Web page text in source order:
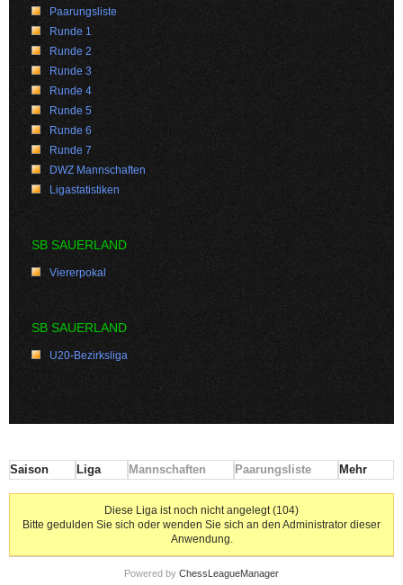
Paarungsliste
Runde 1
Runde 2
Runde 3
Runde 4
Runde 5
Runde 6
Runde 7
DWZ Mannschaften
Ligastatistiken
SB SAUERLAND
Viererpokal
SB SAUERLAND
U20-Bezirksliga
Saison Liga Mannschaften Paarungsliste Mehr
Diese Liga ist noch nicht angelegt (104)
Bitte gedulden Sie sich oder wenden Sie sich an den Administrator dieser
Anwendung.
Powered by ChessLeagueManager